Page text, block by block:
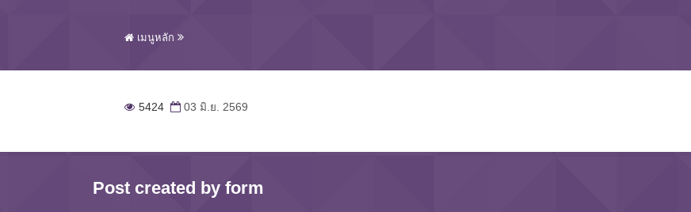
เมนูหลัก
5424 03 มิ.ย. 2569
Post created by form